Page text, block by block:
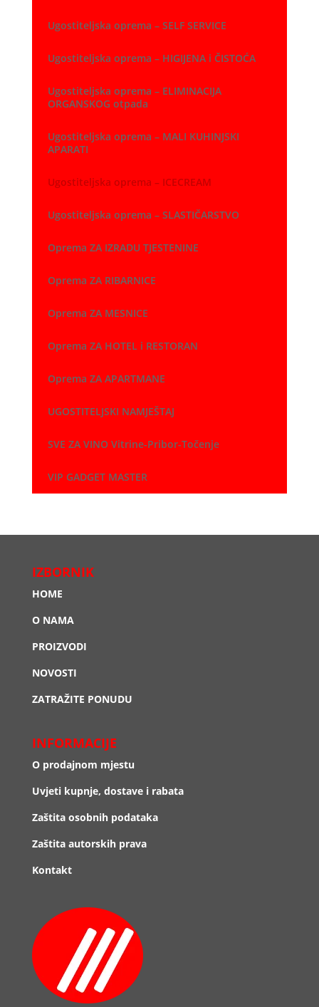
Ugostiteljska oprema – SELF SERVICE
Ugostiteljska oprema – HIGIJENA i ČISTOĆA
Ugostiteljska oprema – ELIMINACIJA
ORGANSKOG otpada
Ugostiteljska oprema – MALI KUHINJSKI
APARATI
Ugostiteljska oprema – ICECREAM
Ugostiteljska oprema – SLASTIČARSTVO
Oprema ZA IZRADU TJESTENINE
Oprema ZA RIBARNICE
Oprema ZA MESNICE
Oprema ZA HOTEL i RESTORAN
Oprema ZA APARTMANE
UGOSTITELJSKI NAMJEŠTAJ
SVE ZA VINO Vitrine-Pribor-Točenje
VIP GADGET MASTER
IZBORNIK
HOME
O NAMA
PROIZVODI
NOVOSTI
ZATRAŽITE PONUDU
INFORMACIJE
O prodajnom mjestu
Uvjeti kupnje, dostave i rabata
Zaštita osobnih podataka
Zaštita autorskih prava
Kontakt